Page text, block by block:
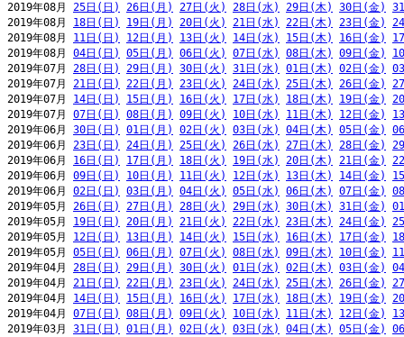
2019年08月 25日(日) 26日(月) 27日(火) 28日(水) 29日(木) 30日(金)
2019年08月 18日(日) 19日(月) 20日(火) 21日(水) 22日(木) 23日(金)
2019年08月 11日(日) 12日(月) 13日(火) 14日(水) 15日(木) 16日(金)
2019年08月 04日(日) 05日(月) 06日(火) 07日(水) 08日(木) 09日(金)
2019年07月 28日(日) 29日(月) 30日(火) 31日(水) 01日(木) 02日(金)
2019年07月 21日(日) 22日(月) 23日(火) 24日(水) 25日(木) 26日(金)
2019年07月 14日(日) 15日(月) 16日(火) 17日(水) 18日(木) 19日(金)
2019年07月 07日(日) 08日(月) 09日(火) 10日(水) 11日(木) 12日(金)
2019年06月 30日(日) 01日(月) 02日(火) 03日(水) 04日(木) 05日(金)
2019年06月 23日(日) 24日(月) 25日(火) 26日(水) 27日(木) 28日(金)
2019年06月 16日(日) 17日(月) 18日(火) 19日(水) 20日(木) 21日(金)
2019年06月 09日(日) 10日(月) 11日(火) 12日(水) 13日(木) 14日(金)
2019年06月 02日(日) 03日(月) 04日(火) 05日(水) 06日(木) 07日(金)
2019年05月 26日(日) 27日(月) 28日(火) 29日(水) 30日(木) 31日(金)
2019年05月 19日(日) 20日(月) 21日(火) 22日(水) 23日(木) 24日(金)
2019年05月 12日(日) 13日(月) 14日(火) 15日(水) 16日(木) 17日(金)
2019年05月 05日(日) 06日(月) 07日(火) 08日(水) 09日(木) 10日(金)
2019年04月 28日(日) 29日(月) 30日(火) 01日(水) 02日(木) 03日(金)
2019年04月 21日(日) 22日(月) 23日(火) 24日(水) 25日(木) 26日(金)
2019年04月 14日(日) 15日(月) 16日(火) 17日(水) 18日(木) 19日(金)
2019年04月 07日(日) 08日(月) 09日(火) 10日(水) 11日(木) 12日(金)
2019年03月 31日(日) 01日(月) 02日(火) 03日(水) 04日(木) 05日(金)